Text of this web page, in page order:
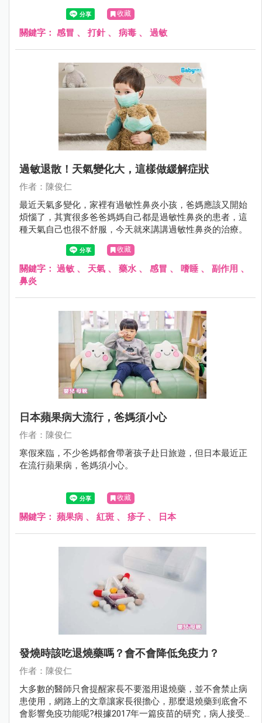
久，時間一到一樣被身體代謝掉。
收藏
關鍵字： 感冒 、 打針 、 病毒 、 過敏
過敏退散！天氣變化大，這樣做緩解症狀
作者：陳俊仁
最近天氣多變化，家裡有過敏性鼻炎小孩，爸媽應該又開始
煩惱了，其實很多爸爸媽媽自己都是過敏性鼻炎的患者，這
種天氣自己也很不舒服，今天就來講講過敏性鼻炎的治療。
收藏
關鍵字： 過敏 、 天氣 、 藥水 、 感冒 、 嗜睡 、 副作用 、
鼻炎
日本蘋果病大流行，爸媽須小心
作者：陳俊仁
寒假來臨，不少爸媽都會帶著孩子赴日旅遊，但日本最近正
在流行蘋果病，爸媽須小心。
收藏
關鍵字： 蘋果病 、 紅斑 、 疹子 、 日本
發燒時該吃退燒藥嗎？會不會降低免疫力？
作者：陳俊仁
大多數的醫師只會提醒家長不要濫用退燒藥，並不會禁止病
患使用，網路上的文章讓家長很擔心，那麼退燒藥到底會不
會影響免疫功能呢?根據2017年一篇疫苗的研究，病人接受